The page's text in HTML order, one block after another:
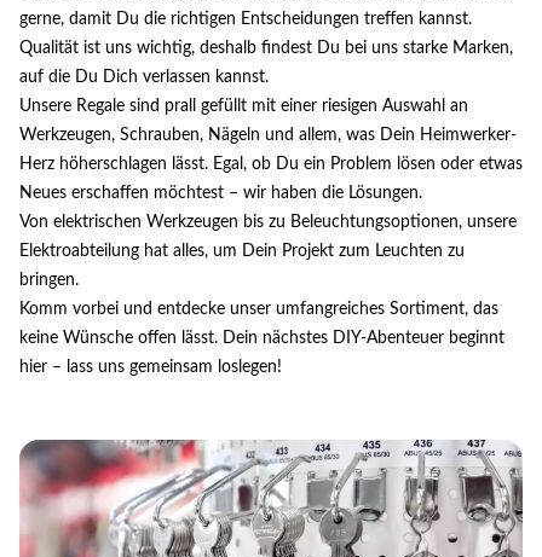
gerne, damit Du die richtigen Entscheidungen treffen kannst.
Qualität ist uns wichtig, deshalb findest Du bei uns starke Marken,
auf die Du Dich verlassen kannst.
Unsere Regale sind prall gefüllt mit einer riesigen Auswahl an
Werkzeugen, Schrauben, Nägeln und allem, was Dein Heimwerker-
Herz höherschlagen lässt. Egal, ob Du ein Problem lösen oder etwas
Neues erschaffen möchtest – wir haben die Lösungen.
Von elektrischen Werkzeugen bis zu Beleuchtungsoptionen, unsere
Elektroabteilung hat alles, um Dein Projekt zum Leuchten zu
bringen.
Komm vorbei und entdecke unser umfangreiches Sortiment, das
keine Wünsche offen lässt. Dein nächstes DIY-Abenteuer beginnt
hier – lass uns gemeinsam loslegen!